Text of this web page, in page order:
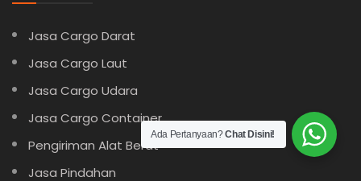
Jasa Cargo Darat
Jasa Cargo Laut
Jasa Cargo Udara
Jasa Cargo Container
Pengiriman Alat Berat
Jasa Pindahan
Ada Pertanyaan?Chat Disini!